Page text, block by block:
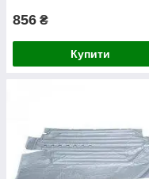
856 ₴
Купити